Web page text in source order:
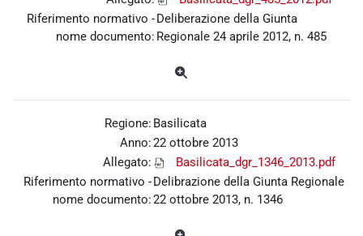
Riferimento normativo -
nome documento:
Deliberazione della Giunta
Regionale 24 aprile 2012, n. 485
Regione: Basilicata
Anno:22 ottobre 2013
Allegato:
Basilicata_dgr_1346_2013.pdf
Riferimento normativo -
nome documento:
Delibrazione della Giunta Regionale
22 ottobre 2013, n. 1346